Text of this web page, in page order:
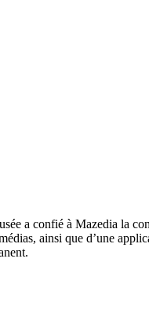
a confié à Mazedia la
ainsi que d’une